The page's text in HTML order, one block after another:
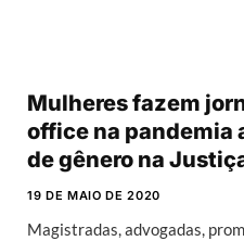
Mulheres fazem
office na pandemia
de gênero na
19 DE MAIO DE 2020
Magistradas, advogadas,